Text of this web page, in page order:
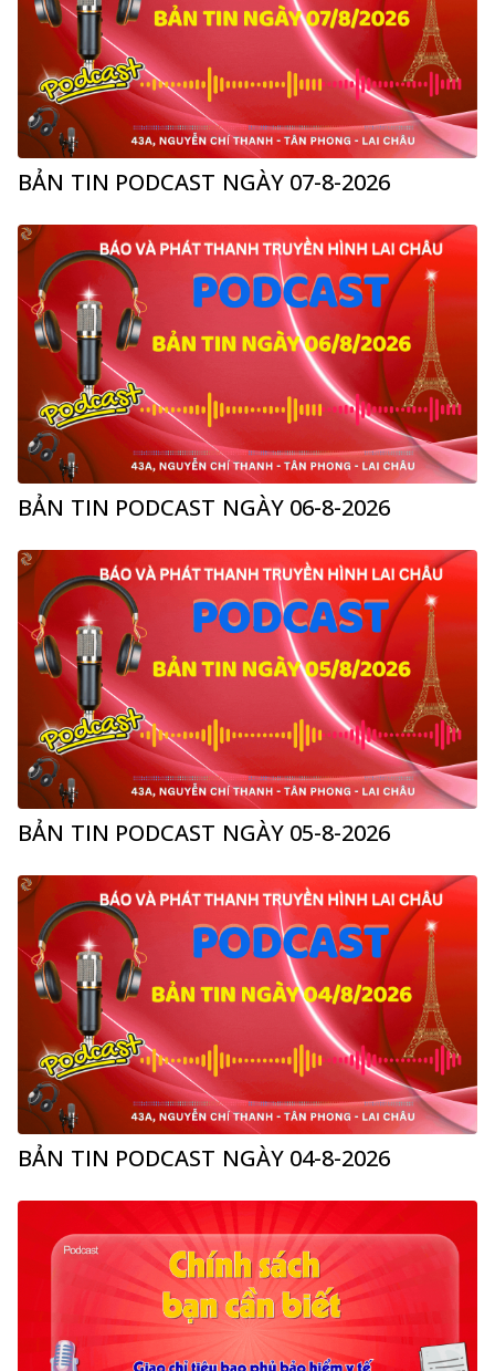
BẢN TIN PODCAST NGÀY 07-8-2026
BẢN TIN PODCAST NGÀY 06-8-2026
BẢN TIN PODCAST NGÀY 05-8-2026
BẢN TIN PODCAST NGÀY 04-8-2026